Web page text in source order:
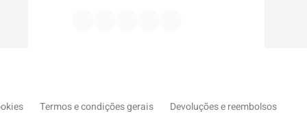
Termos e condições gerais Devoluções e reembolsos